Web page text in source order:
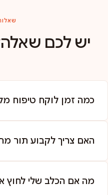
יש לכם
כמה זמן לוקח טיפוח
האם צריך לקבוע תור
מה אם הכלב שלי לחוץ